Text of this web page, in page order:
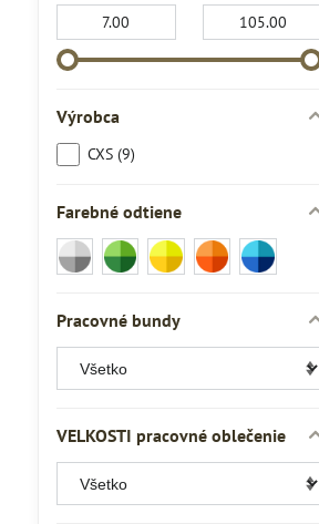
Výrobca
CXS (9)
Farebné odtiene
Odtiene
sivej
Odtiene
zelenej
Odtiene
žltej
Odtiene
oranžovej
Odtiene
modrej
Pracovné bundy
VELKOSTI pracovné oblečenie